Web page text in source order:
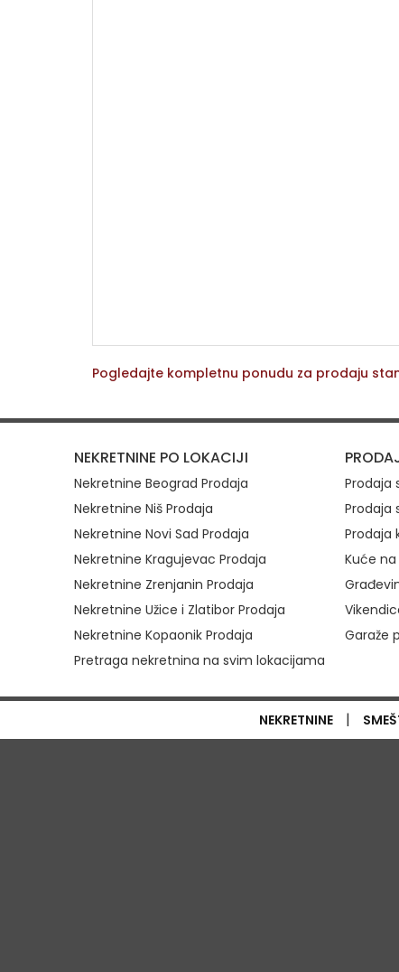
Pogledajte kompletnu ponudu za prodaju
NEKRETNINE PO LOKACIJI
Nekretnine Beograd Prodaja
Nekretnine Niš Prodaja
Nekretnine Novi Sad Prodaja
Nekretnine Kragujevac Prodaja
Nekretnine Zrenjanin Prodaja
Nekretnine Užice i Zlatibor Prodaja
Nekretnine Kopaonik Prodaja
Pretraga nekretnina na svim lokacijama
Prodaja
Prodaja
Prodaja
Kuće
Garaže
NEKRETNINE |